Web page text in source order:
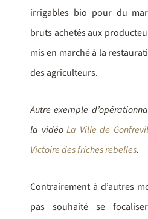
irrigables bio pour du
bruts achetés aux
mis en marché à la
des agriculteurs.
Autre exemple
la vidéo La Ville de
Victoire des friches rebelles.
Contrairement à d’autres
pas souhaité se